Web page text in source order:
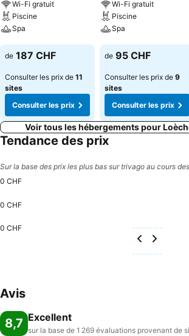
Wi-Fi gratuit
Piscine
Spa
Consulter les prix
de 187 CHF
Consulter les prix de 11
sites
Consulter les prix
Wi-Fi gratuit
Piscine
Spa
Consulter les prix
de 95 CHF
Consulter les prix de 9
sites
Consulter les prix
Voir tous les hébergements pour
Tendance des prix
Sur la base des prix les plus bas sur trivago au cours
0 CHF
0 CHF
0 CHF
Avis
8,7 Excellent
sur la base de 1 269 évaluations provenant de